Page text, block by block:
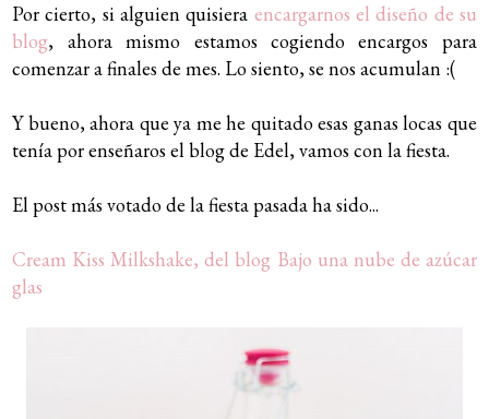
Por cierto, si alguien quisiera encargarnos el diseño de su
blog, ahora mismo estamos cogiendo encargos para
comenzar a finales de mes. Lo siento, se nos acumulan :(
Y bueno, ahora que ya me he quitado esas ganas locas que
tenía por enseñaros el blog de Edel, vamos con la fiesta.
El post más votado de la fiesta pasada ha sido...
Cream Kiss Milkshake, del blog Bajo una nube de azúcar
glas